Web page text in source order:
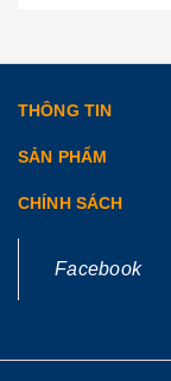
THÔNG TIN
SẢN PHẨM
CHÍNH SÁCH
Facebook